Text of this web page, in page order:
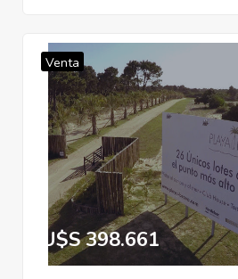
Venta
U$S 398.661